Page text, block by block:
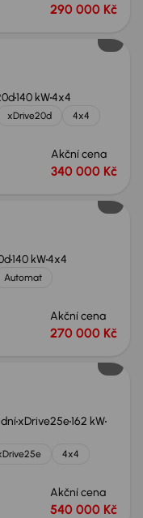
290 000 Kč
140 kW4x4
xDrive20d
4x4
Akční cena
340 000 Kč
140 kW4x4
Automat
Akční cena
270 000 Kč
xDrive25e162 kW
4x4
Akční cena
540 000 Kč